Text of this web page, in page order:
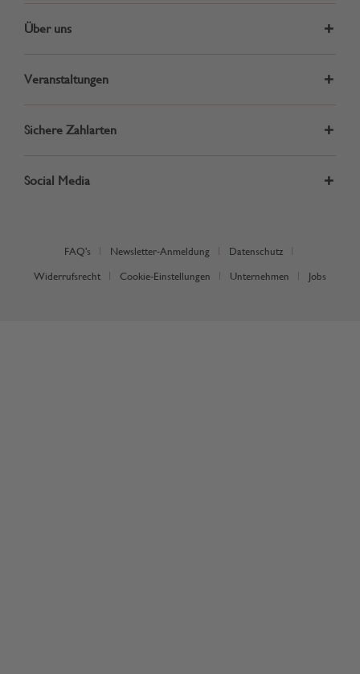
Über uns
Veranstaltungen
Sichere Zahlarten
Social Media
FAQ's Newsletter-Anmeldung Datenschutz
Widerrufsrecht Cookie-Einstellungen Unternehmen Jobs